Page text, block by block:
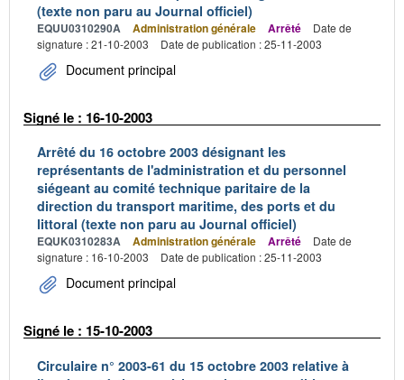
(texte non paru au Journal officiel)
EQUU0310290A Administration générale Arrêté
Date de
signature : 21-10-2003
Date de publication : 25-11-2003
Document principal
Signé le : 16-10-2003
Arrêté du 16 octobre 2003 désignant les
représentants de l'administration et du personnel
siégeant au comité technique paritaire de la
direction du transport maritime, des ports et du
littoral (texte non paru au Journal officiel)
EQUK0310283A Administration générale Arrêté
Date de
signature : 16-10-2003
Date de publication : 25-11-2003
Document principal
Signé le : 15-10-2003
Circulaire n° 2003-61 du 15 octobre 2003 relative à